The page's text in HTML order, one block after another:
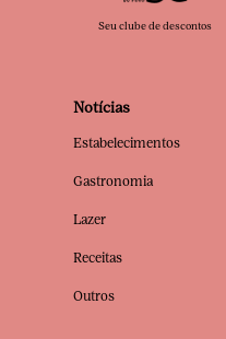
Seu clube de descontos
Notícias
Estabelecimentos
Gastronomia
Lazer
Receitas
Outros